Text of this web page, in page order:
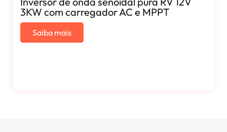
3KW com carregador AC e MPPT
Saiba mais